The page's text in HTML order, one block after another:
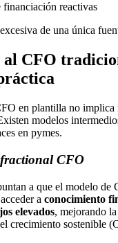
financiación reactivas
de una única
CFO
en plantilla no implica
modelos
en pymes.
fractional CFO
a que el modelo de
a conocimiento
elevados, mejorando
crecimiento sostenible